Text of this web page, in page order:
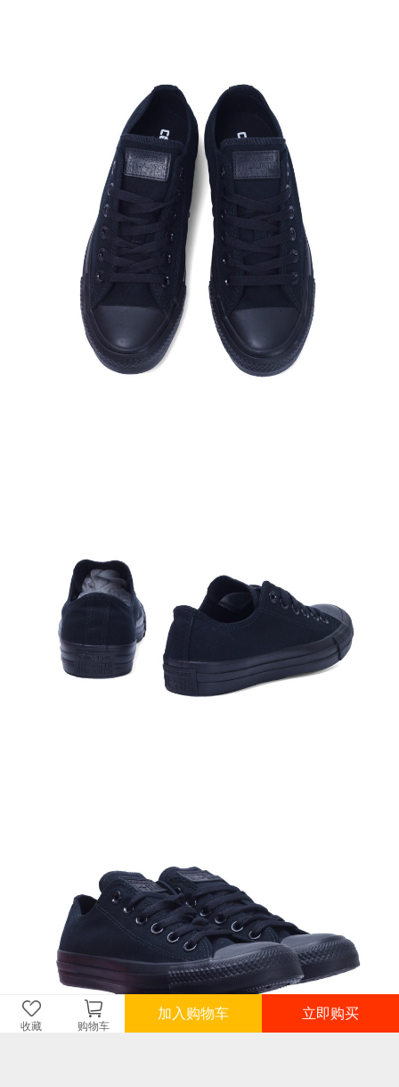
收藏 购物车
加入购物车 立即购买